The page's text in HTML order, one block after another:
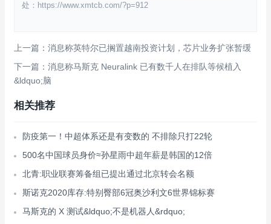
处：https://www.xmtcb.com/?p=912
上一篇：消息称英特尔已搁置越南投资计划，芯片业务扩张暂缓
下一篇：消息称马斯克 Neuralink 已有数千人在排队等候植入
&ldquo;脑
相关推荐
防疫第一！中超体系还是有变数的 不排除只打22轮
500名中国球员身价≈孙星雨中超年薪是韩国的12倍
北青:职业联赛筹备组已提出通过北京转会名额
斯诺克2020库存:特别臀部6冠奥沙利文6世界锦标赛
马斯克的 X 测试&ldquo;不是机器人&rdquo;